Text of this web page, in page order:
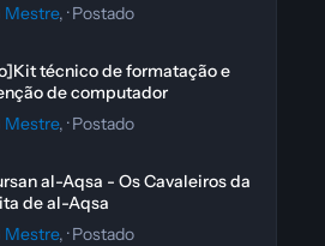
Mestre, ·Postado
técnico de formatação e
de computador
Mestre, ·Postado
al-Aqsa - Os Cavaleiros da
de al-Aqsa
Mestre, ·Postado